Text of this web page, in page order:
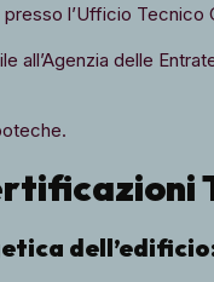
l’Ufficio Tecnico
all’Agenzia delle